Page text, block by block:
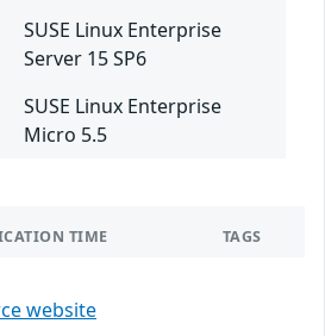
SUSE Linux Enterprise
Server 15 SP6
SUSE Linux Enterprise
Micro 5.5
TIME TAGS
website